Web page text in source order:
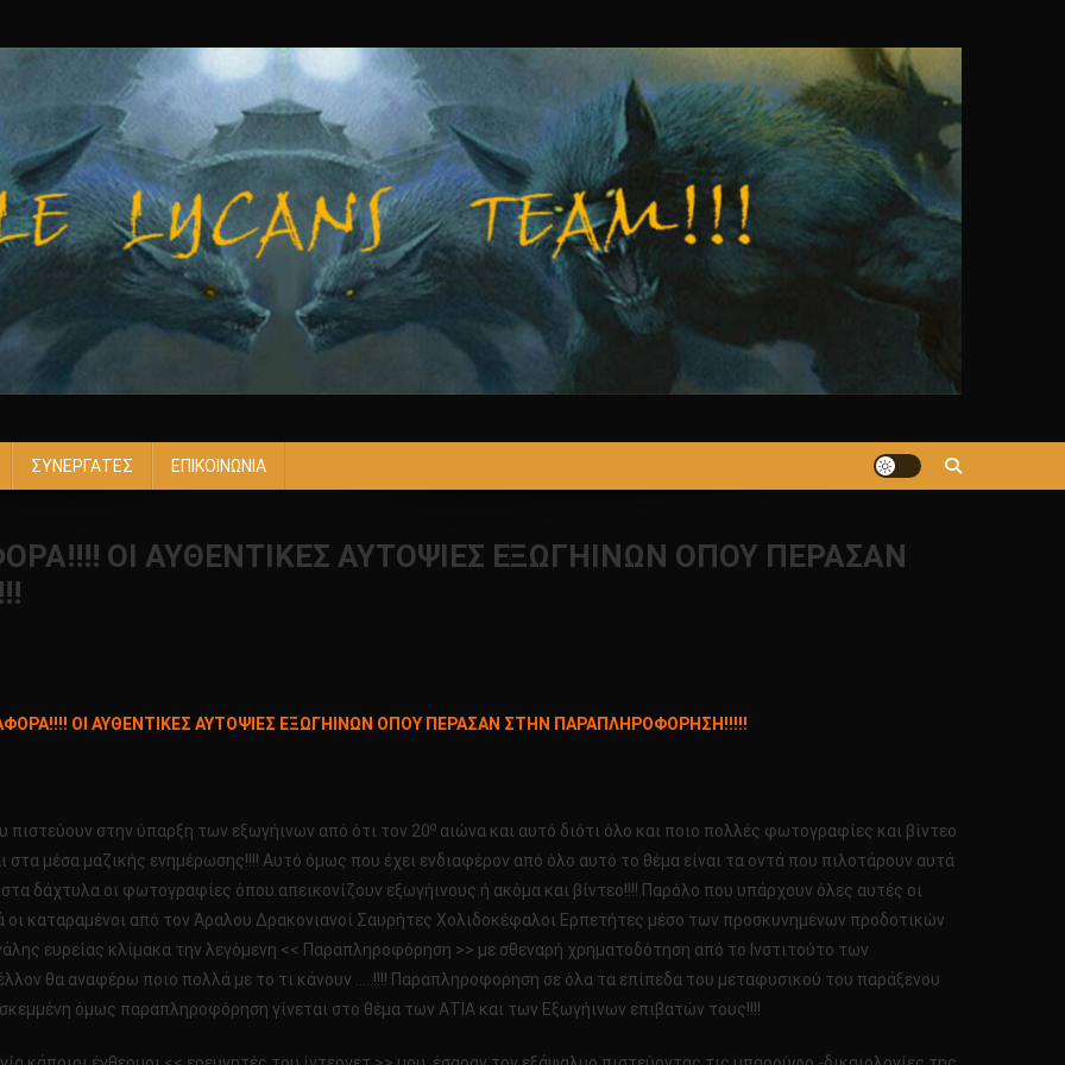
ΣΥΝΕΡΓΑΤΕΣ ΕΠΙΚΟΙΝΩΝΙΑ
ΟΙ ΑΥΘΕΝΤΙΚΕΣ ΑΥΤΟΨΙΕΣ ΕΞΩΓΗΙΝΩΝ ΟΠΟΥ ΠΕΡΑΣΑΝ
ΟΙ ΑΥΘΕΝΤΙΚΕΣ ΑΥΤΟΨΙΕΣ ΕΞΩΓΗΙΝΩΝ ΟΠΟΥ ΠΕΡΑΣΑΝ ΣΤΗΝ ΠΑΡΑΠΛΗΡΟΦΟΡΗΣΗ!!!!!
στην ύπαρξη των εξωγήινων από ότι τον 20ο αιώνα και αυτό διότι όλο και ποιο πολλές φωτογραφίες και βίντεο
στα μέσα μαζικής ενημέρωσης!!!! Αυτό όμως που έχει ενδιαφέρον από όλο αυτό το θέμα είναι τα οντά που πιλοτάρουν αυτά
δάχτυλα οι φωτογραφίες όπου απεικονίζουν εξωγήινους ή ακόμα και βίντεο!!!! Παρόλο που υπάρχουν όλες αυτές οι
οι καταραμένοι από τον Άραλου Δρακονιανοί Σαυρήτες Χολιδοκέφαλοι Ερπετήτες μέσο των προσκυνημένων προδοτικών
ευρείας κλίμακα την λεγόμενη << Παραπληροφόρηση >> με σθεναρή χρηματοδότηση από το Ινστιτούτο των
θα αναφέρω ποιο πολλά με το τι κάνουν …..!!!! Παραπληροφορηση σε όλα τα επίπεδα του μεταφυσικού του παράξενου
όμως παραπληροφόρηση γίνεται στο θέμα των ΑΤΙΑ και των Εξωγήινων επιβατών τους!!!!